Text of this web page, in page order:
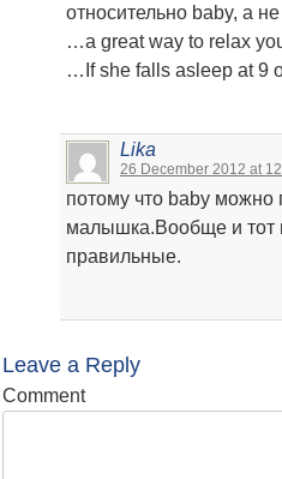
относительно baby, а
…a great way to relax
…If she falls asleep at 9
Lika
26 December 2012 at
потому что baby можно
малышка.Вообще и тот
правильные.
Leave a Reply
Comment